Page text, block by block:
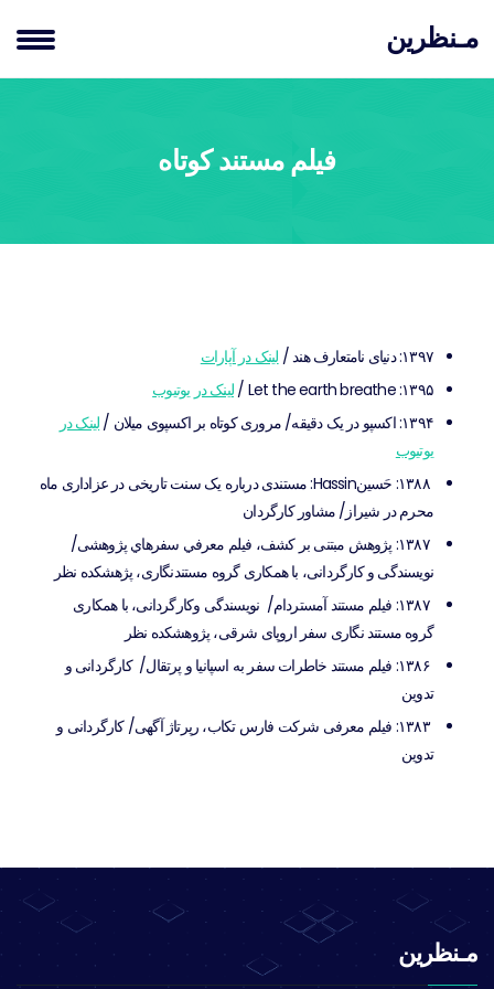
مـنظرین
فیلم مستند کوتاه
۱۳۹۷: دنیای نامتعارف هند /
لینک در آپارات
۱۳۹۵: Let the earth breathe /
لینک در یوتیوب
۱۳۹۴: اکسپو در یک دقیقه/ مروری کوتاه بر اکسپوی میلان /
لینک در
یوتیوب
۱۳۸۸: حَسينHassin: مستندی درباره یک سنت تاریخی در عزاداری ماه
محرم در شیراز/ مشاور کارگردان
۱۳۸۷: پژوهش مبتنی بر کشف، فیلم معرفي سفرهاي پژوهشی/
نويسندگی و کارگردانی، با همکاری گروه مستندنگاری، پژهشکده نظر
۱۳۸۷: فيلم مستند آمستردام/ نويسندگی وکارگردانی، با همکاری
گروه مستند نگاری سفر اروپای شرقی، پژوهشکده نظر
۱۳۸۶: فيلم مستند خاطرات سفر به اسپانيا و پرتقال/ کارگردانی و
تدوین
۱۳۸۳: فيلم معرفی شرکت فارس تکاب، رپرتاژ آگهی/ کارگردانی و
تدوین
مـنظرین